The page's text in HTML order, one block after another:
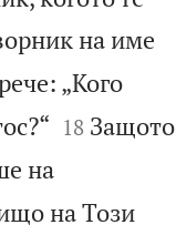
на име
„Кого

18 Защото
на
на Този